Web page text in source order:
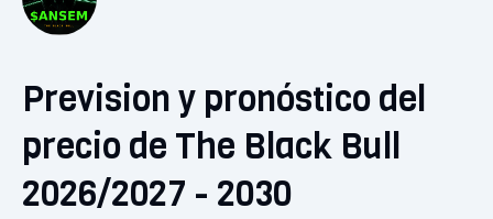
Prevision y pronóstico del
precio de The Black Bull
2026/2027 - 2030